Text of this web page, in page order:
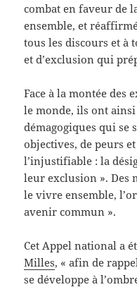
combat en faveur de
ensemble, et
tous les discours et à
et d’exclusion qui
Face à la montée des
le monde, ils ont
démagogiques qui se
objectives, de peurs
l’injustifiable : la
leur exclusion ». Des
le vivre ensemble,
avenir commun ».
Cet Appel national a
Milles, « afin de
se développe à